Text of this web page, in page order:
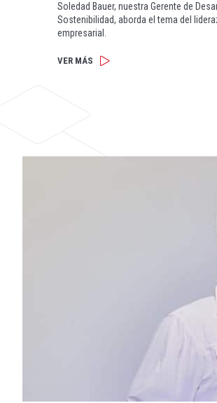
Soledad Bauer, nuestra Gerente de
Sostenibilidad, aborda el tema del
empresarial.
VER MÁS